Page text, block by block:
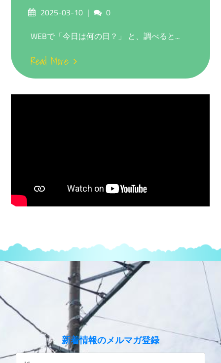
Posted2025-03-10 Comments
0
WEBで「今日は何の日？」 と、調べると...
Read More
新着情報のメルマガ登録
性